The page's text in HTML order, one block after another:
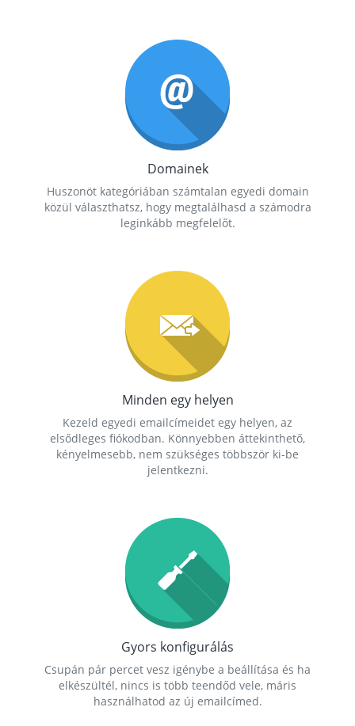
Domainek
Huszonöt kategóriában számtalan egyedi domain
közül választhatsz, hogy megtalálhasd a számodra
leginkább megfelelőt.
Minden egy helyen
Kezeld egyedi emailcímeidet egy helyen, az
elsődleges fiókodban. Könnyebben áttekinthető,
kényelmesebb, nem szükséges többször ki-be
jelentkezni.
Gyors konfigurálás
Csupán pár percet vesz igénybe a beállítása és ha
elkészültél, nincs is több teendőd vele, máris
használhatod az új emailcímed.